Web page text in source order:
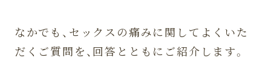
なかでも、セックスの痛みに関してよくいた
だくご質問を、回答とともにご紹介します。